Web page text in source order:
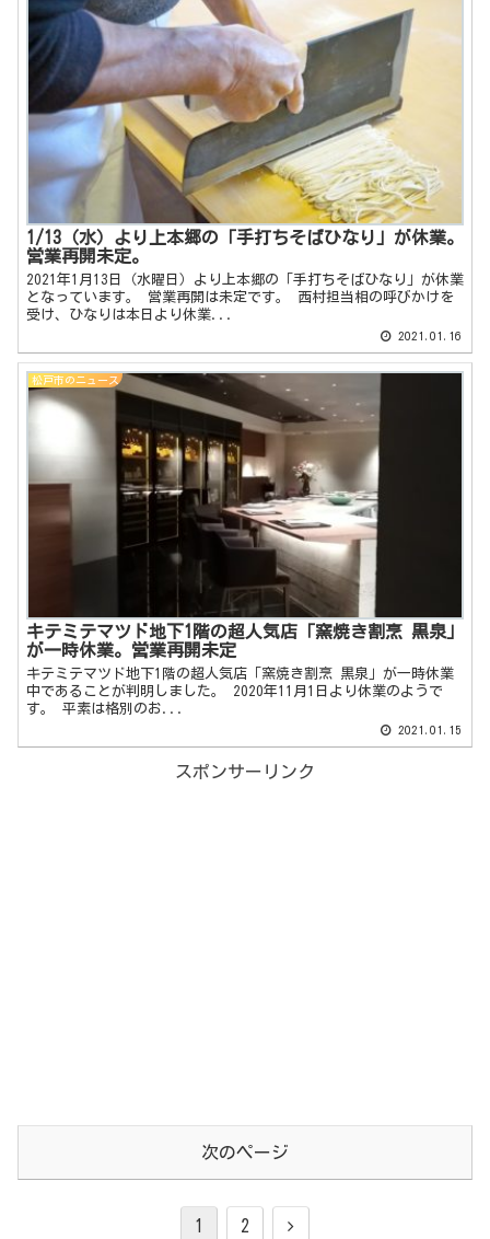
1/13（水）より上本郷の「手打ちそばひなり」が休業。
営業再開未定。
2021年1月13日（水曜日）より上本郷の「手打ちそばひなり」が休業
となっています。 営業再開は未定です。 西村担当相の呼びかけを
受け、ひなりは本日より休業...
2021.01.16
松戸市のニュース
キテミテマツド地下1階の超人気店「窯焼き割烹 黒泉」
が一時休業。営業再開未定
キテミテマツド地下1階の超人気店「窯焼き割烹 黒泉」が一時休業
中であることが判明しました。 2020年11月1日より休業のようで
す。 平素は格別のお...
2021.01.15
スポンサーリンク
次のページ
1 2